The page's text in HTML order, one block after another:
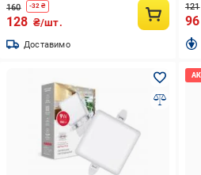
160 -32 ₴
128 ₴/шт.
Доставимо
121
96